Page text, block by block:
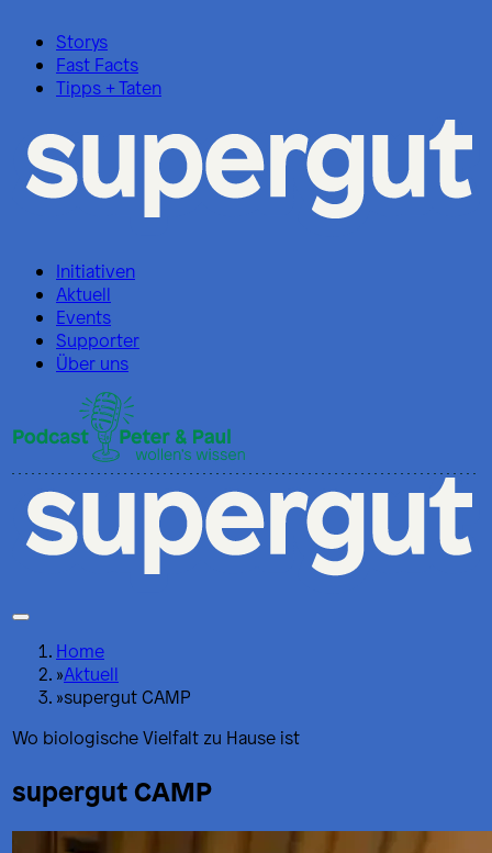
Storys
Fast Facts
Tipps + Taten
Initiativen
Aktuell
Events
Supporter
Über uns
Home
»Aktuell
»supergut CAMP
Wo biologische Vielfalt zu Hause ist
supergut CAMP